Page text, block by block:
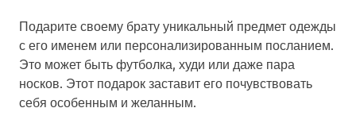
Подарите своему брату уникальный предмет одежды
с его именем или персонализированным посланием.
Это может быть футболка, худи или даже пара
носков. Этот подарок заставит его почувствовать
себя особенным и желанным.